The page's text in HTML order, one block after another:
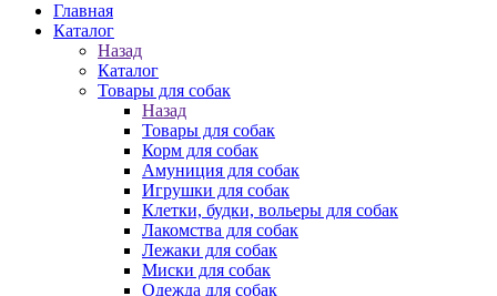
Главная
Каталог
Назад
Каталог
Товары для собак
Назад
Товары для собак
Корм для собак
Амуниция для собак
Игрушки для собак
Клетки, будки, вольеры для собак
Лакомства для собак
Лежаки для собак
Миски для собак
Одежда для собак